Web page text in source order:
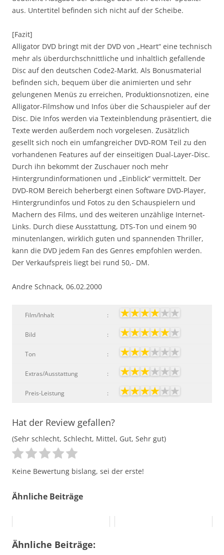
aus. Untertitel befinden sich nicht auf der Scheibe.
[Fazit]
Alligator DVD bringt mit der DVD von „Heart“ eine technisch
mehr als überdurchschnittliche und inhaltlich gefallende
Disc auf den deutschen Code2-Markt. Als Bonusmaterial
befinden sich, bequem über die animierten und sehr
gelungenen Menüs zu erreichen, Produktionsnotizen, eine
Alligator-Filmshow und Infos über die Schauspieler auf der
Disc. Die Infos werden via Texteinblendung präsentiert, die
Texte werden außerdem noch vorgelesen. Zusätzlich
gesellt sich noch ein umfangreicher DVD-ROM Teil zu den
vorhandenen Features auf der einseitigen Dual-Layer-Disc.
Durch ihn bekommt der Zuschauer noch mehr
Hintergrundinformationen und „Einblick“ vermittelt. Der
DVD-ROM Bereich beherbergt einen Software DVD-Player,
Hintergrundinfos und Fotos zu den Schauspielern und
Machern des Films, und des weiteren unzählige Internet-
Links. Durch diese Ausstattung, DTS-Ton und einem 90
minutenlangen, wirklich guten und spannenden Thriller,
kann die DVD jedem Fan des Genres empfohlen werden.
Der Verkaufspreis liegt bei rund 50,- DM.
Andre Schnack, 06.02.2000
Film/Inhalt :
Bild :
Ton :
Extras/Ausstattung :
Preis-Leistung :
Hat der Review gefallen?
(Sehr schlecht, Schlecht, Mittel, Gut, Sehr gut)
Keine Bewertung bislang, sei der erste!
Ähnliche Beiträge
Ähnliche Beiträge: